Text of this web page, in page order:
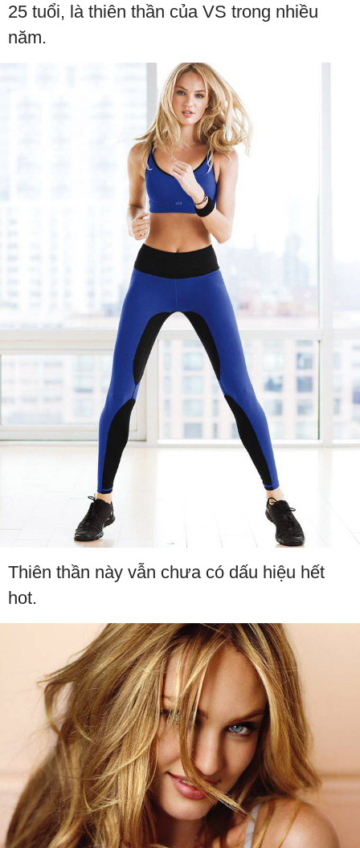
25 tuổi, là thiên thần của VS trong nhiều
năm.
Thiên thần này vẫn chưa có dấu hiệu hết
hot.